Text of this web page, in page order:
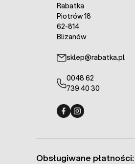
Rabatka
Piotrów 18
62-814
Blizanów
sklep@rabatka.pl
0048 62
739 40 30
Obsługiwane płatności: